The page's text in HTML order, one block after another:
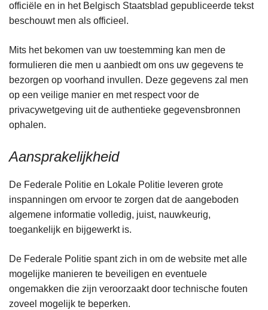
officiële en in het Belgisch Staatsblad gepubliceerde tekst
beschouwt men als officieel.
Mits het bekomen van uw toestemming kan men de
formulieren die men u aanbiedt om ons uw gegevens te
bezorgen op voorhand invullen. Deze gegevens zal men
op een veilige manier en met respect voor de
privacywetgeving uit de authentieke gegevensbronnen
ophalen.
Aansprakelijkheid
De Federale Politie en Lokale Politie leveren grote
inspanningen om ervoor te zorgen dat de aangeboden
algemene informatie volledig, juist, nauwkeurig,
toegankelijk en bijgewerkt is.
De Federale Politie spant zich in om de website met alle
mogelijke manieren te beveiligen en eventuele
ongemakken die zijn veroorzaakt door technische fouten
zoveel mogelijk te beperken.